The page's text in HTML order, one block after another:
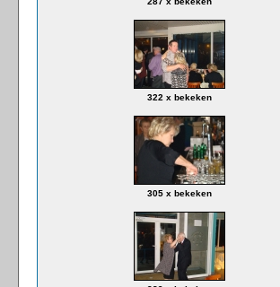
322 x bekeken
305 x bekeken